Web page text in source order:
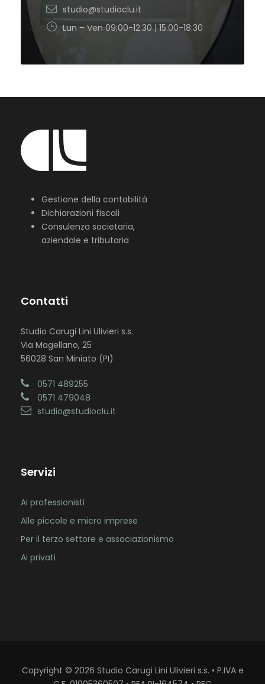
studio@studioclu.it
Lun – Ven 09:00-12:30 | 15:00-18:30
Gestione della contabilità
Dichiarazioni fiscali
Consulenza societaria,
aziendale e tributaria
Contatti
Studio Carugi Lini Ulivieri s.s.
Via Magellano, 25
56028 San Miniato (PI)
0571 489255
0571 479048
studio@studioclu.it
Servizi
Ai professionisti
Alle piccole e micro imprese
Per il terzo settore e associazionismo
Ai privati
Copyright © 2026 Studio Carugi Lini Ulivieri s.s. • P.IVA e